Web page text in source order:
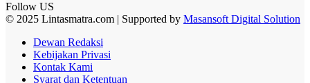
Follow US
© 2025 Lintasmatra.com | Supported by Masansoft Digital Solution
Dewan Redaksi
Kebijakan Privasi
Kontak Kami
Syarat dan Ketentuan